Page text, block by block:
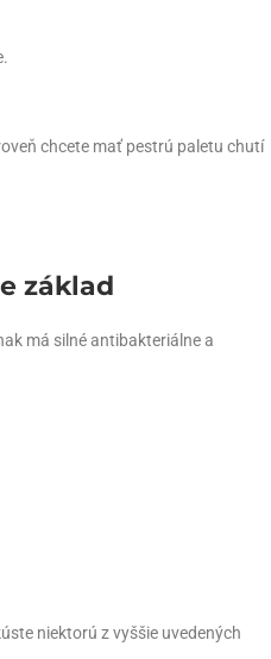
chcete mať pestrú paletu chutí
základ
má silné antibakteriálne a
niektorú z vyššie uvedených